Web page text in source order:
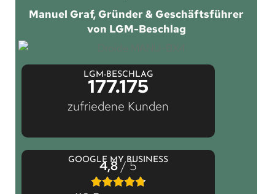
Manuel Graf, Gründer & Geschäftsführer
von LGM-Beschlag
LGM-BESCHLAG
177.175
zufriedene Kunden
GOOGLE MY BUSINESS
4,8/ 5